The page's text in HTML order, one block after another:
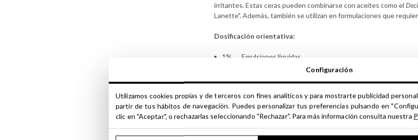
irritantes. Estas ceras pueden combinarse con aceites como el
Lanette". Además, también se utilizan en formulaciones que
Dosificación orientativa:
1% → Emulsiones líquidas
Si buscas enriquecer tus formulaciones, te recomendamos
ideales para combinar con emulsionantes como este.
Configuración
Utilizamos cookies propias y de terceros con fines analíticos y para mostrarte publicidad
partir de tus hábitos de navegación. Puedes personalizar tus preferencias pulsando en
clic en "Aceptar", o rechazarlas seleccionando "Rechazar". Para más información consulta nuestra